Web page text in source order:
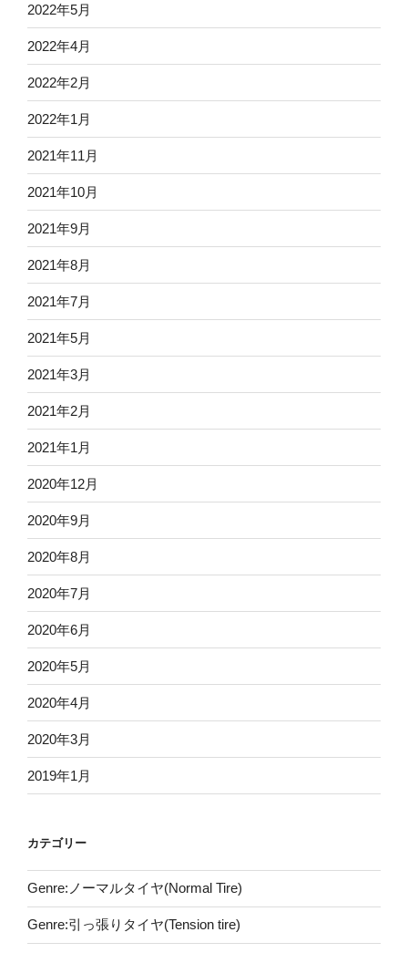
2022年5月
2022年4月
2022年2月
2022年1月
2021年11月
2021年10月
2021年9月
2021年8月
2021年7月
2021年5月
2021年3月
2021年2月
2021年1月
2020年12月
2020年9月
2020年8月
2020年7月
2020年6月
2020年5月
2020年4月
2020年3月
2019年1月
カテゴリー
Genre:ノーマルタイヤ(Normal Tire)
Genre:引っ張りタイヤ(Tension tire)